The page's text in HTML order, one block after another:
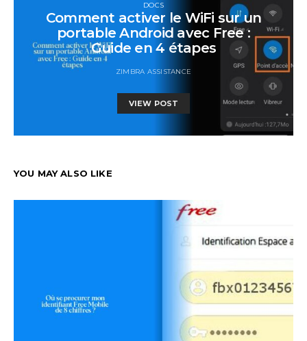
DOCS
Comment activer le WiFi sur un
portable Android avec Free :
Guide en 4 étapes
ZIMBRA ASSISTANCE
VIEW POST
YOU MAY ALSO LIKE